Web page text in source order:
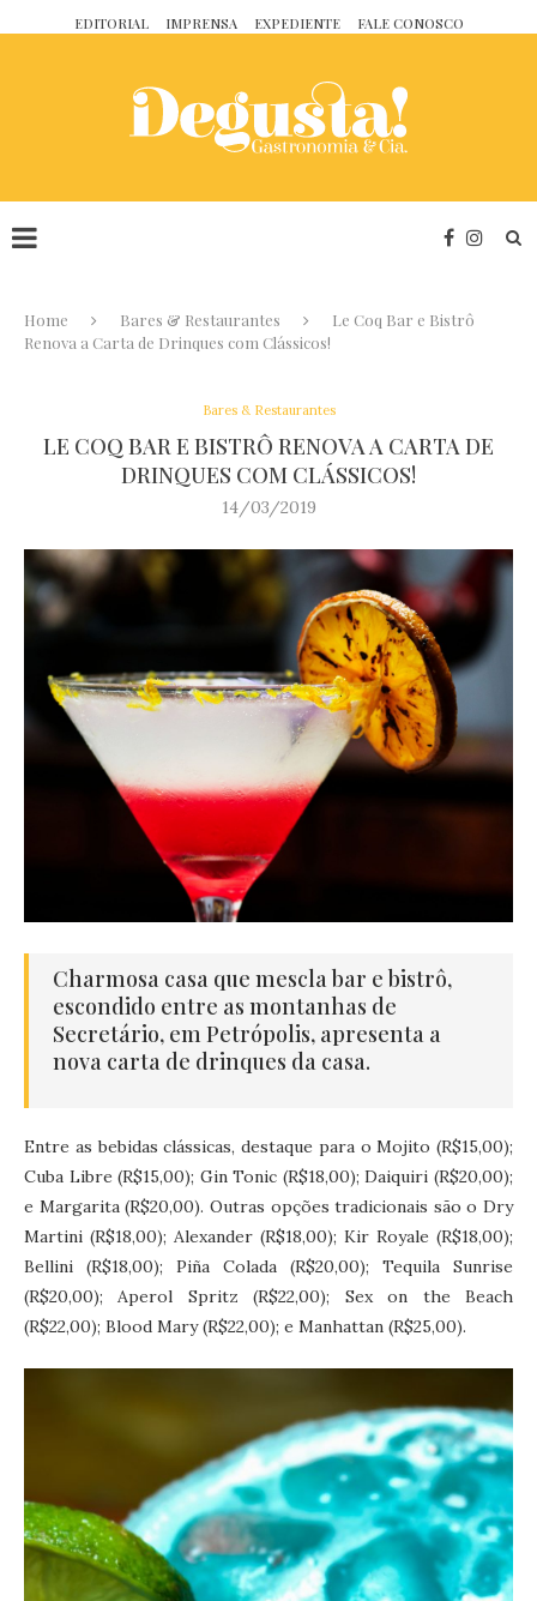
EDITORIAL IMPRENSA EXPEDIENTE FALE CONOSCO
Home Bares & Restaurantes
Le Coq Bar e Bistrô
Renova a Carta de Drinques com Clássicos!
Bares & Restaurantes
LE COQ BAR E BISTRÔ RENOVA A CARTA DE
DRINQUES COM CLÁSSICOS!
14/03/2019
Charmosa casa que mescla bar e bistrô,
escondido entre as montanhas de
Secretário, em Petrópolis, apresenta a
nova carta de drinques da casa.
Entre as bebidas clássicas, destaque para o Mojito (R$15,00);
Cuba Libre (R$15,00); Gin Tonic (R$18,00); Daiquiri (R$20,00);
e Margarita (R$20,00). Outras opções tradicionais são o Dry
Martini (R$18,00); Alexander (R$18,00); Kir Royale (R$18,00);
Bellini (R$18,00); Piña Colada (R$20,00); Tequila Sunrise
(R$20,00); Aperol Spritz (R$22,00); Sex on the Beach
(R$22,00); Blood Mary (R$22,00); e Manhattan (R$25,00).